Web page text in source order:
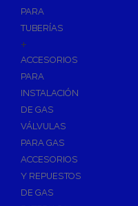
PARA
TUBERÍAS
+
ACCESORIOS
PARA
INSTALACIÓN
DE GAS
VÁLVULAS
PARA GAS
ACCESORIOS
Y REPUESTOS
DE GAS